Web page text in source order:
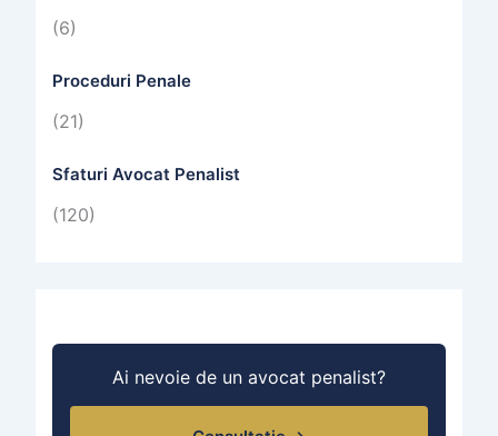
(6)
Proceduri Penale
(21)
Sfaturi Avocat Penalist
(120)
Ai nevoie de un avocat penalist?